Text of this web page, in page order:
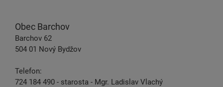
Obec Barchov
Barchov 62
504 01 Nový Bydžov
Telefon:
724 184 490 - starosta - Mgr. Ladislav Vlachý